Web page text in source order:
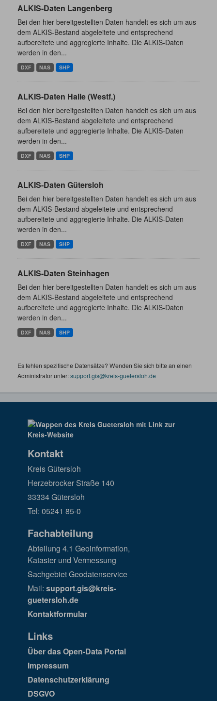
ALKIS-Daten Langenberg
Bei den hier bereitgestellten Daten handelt es sich um aus
dem ALKIS-Bestand abgeleitete und entsprechend
aufbereitete und aggregierte Inhalte. Die ALKIS-Daten
werden in den...
DXF NAS SHP
ALKIS-Daten Halle (Westf.)
Bei den hier bereitgestellten Daten handelt es sich um aus
dem ALKIS-Bestand abgeleitete und entsprechend
aufbereitete und aggregierte Inhalte. Die ALKIS-Daten
werden in den...
DXF NAS SHP
ALKIS-Daten Gütersloh
Bei den hier bereitgestellten Daten handelt es sich um aus
dem ALKIS-Bestand abgeleitete und entsprechend
aufbereitete und aggregierte Inhalte. Die ALKIS-Daten
werden in den...
DXF NAS SHP
ALKIS-Daten Steinhagen
Bei den hier bereitgestellten Daten handelt es sich um aus
dem ALKIS-Bestand abgeleitete und entsprechend
aufbereitete und aggregierte Inhalte. Die ALKIS-Daten
werden in den...
DXF NAS SHP
Es fehlen spezifische Datensätze? Wenden Sie sich bitte an einen
Administrator unter:support.gis@kreis-guetersloh.de
Kontakt
Kreis Gütersloh
Herzebrocker Straße 140
33334 Gütersloh
Tel: 05241 85-0
Fachabteilung
Abteilung 4.1 Geoinformation,
Kataster und Vermessung
Sachgebiet Geodatenservice
Mail: support.gis@kreis-
guetersloh.de
Kontaktformular
Links
Über das Open-Data Portal
Impressum
Datenschutzerklärung
DSGVO